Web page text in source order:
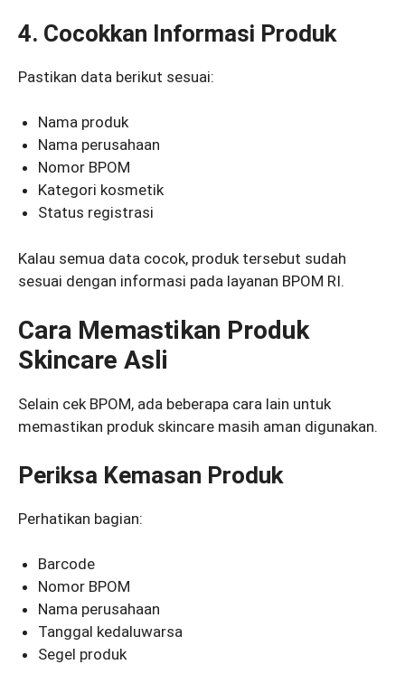
4. Cocokkan Informasi Produk
Pastikan data berikut sesuai:
Nama produk
Nama perusahaan
Nomor BPOM
Kategori kosmetik
Status registrasi
Kalau semua data cocok, produk tersebut sudah
sesuai dengan informasi pada layanan BPOM RI.
Cara Memastikan Produk
Skincare Asli
Selain cek BPOM, ada beberapa cara lain untuk
memastikan produk skincare masih aman digunakan.
Periksa Kemasan Produk
Perhatikan bagian:
Barcode
Nomor BPOM
Nama perusahaan
Tanggal kedaluwarsa
Segel produk